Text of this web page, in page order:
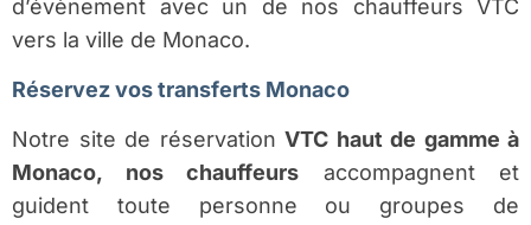
d’évènement avec un de nos chauffeurs VTC
vers la ville de Monaco.
Réservez vos transferts Monaco
Notre site de réservation VTC haut de gamme à
Monaco, nos chauffeurs accompagnent et
guident toute personne ou groupes de